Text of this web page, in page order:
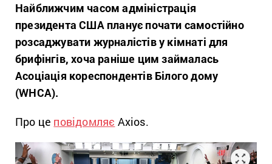
Найближчим часом адміністрація
президента США планує почати самостійно
розсаджувати журналістів у кімнаті для
брифінгів, хоча раніше цим займалась
Асоціація кореспондентів Білого дому
(WHCA).
Про це повідомляє Axios.